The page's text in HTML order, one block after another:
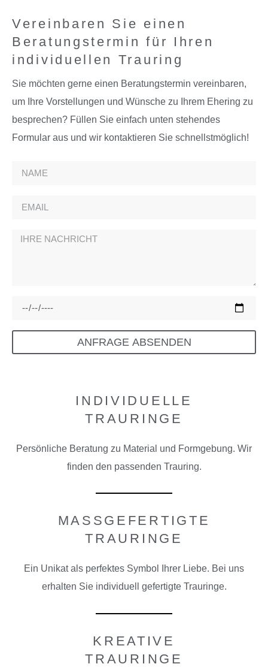
Vereinbaren Sie einen
Beratungstermin für Ihren
individuellen Trauring
Sie möchten gerne einen Beratungstermin vereinbaren,
um Ihre Vorstellungen und Wünsche zu Ihrem Ehering zu
besprechen? Füllen Sie einfach unten stehendes
Formular aus und wir kontaktieren Sie schnellstmöglich!
ANFRAGE ABSENDEN
INDIVIDUELLE
TRAURINGE
Persönliche Beratung zu Material und Formgebung. Wir
finden den passenden Trauring.
MASSGEFERTIGTE
TRAURINGE
Ein Unikat als perfektes Symbol Ihrer Liebe. Bei uns
erhalten Sie individuell gefertigte Trauringe.
KREATIVE
TRAURINGE